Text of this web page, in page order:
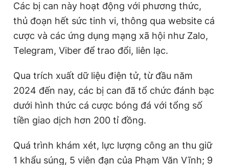
Các bị can này hoạt động với phương thức,
thủ đoạn hết sức tinh vi, thông qua website cá
cược và các ứng dụng mạng xã hội như Zalo,
Telegram, Viber để trao đổi, liên lạc.
Qua trích xuất dữ liệu điện tử, từ đầu năm
2024 đến nay, các bị can đã tổ chức đánh bạc
dưới hình thức cá cược bóng đá với tổng số
tiền giao dịch hơn 200 tỉ đồng.
Quá trình khám xét, lực lượng công an thu giữ
1 khẩu súng, 5 viên đạn của Phạm Văn Vĩnh; 9